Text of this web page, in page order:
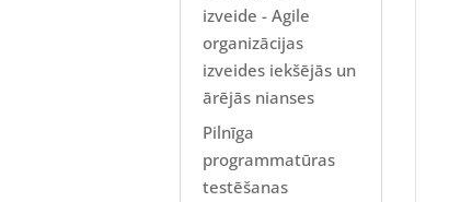
izveide - Agile
organizācijas
izveides iekšējās un
ārējās nianses
Pilnīga
programmatūras
testēšanas